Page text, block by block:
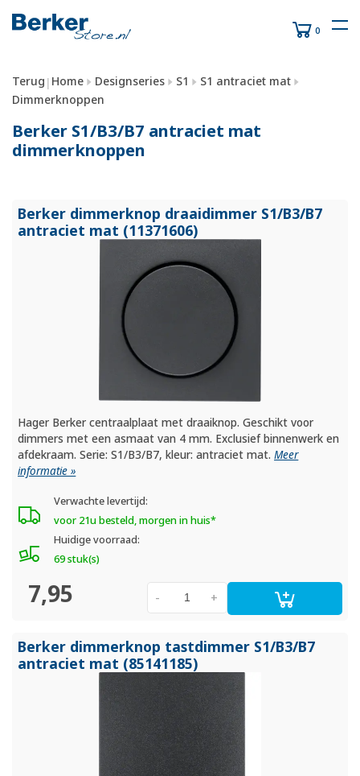
0
Terug | Home Designseries S1
S1 antraciet mat
Dimmerknoppen
Berker S1/B3/B7 antraciet mat
dimmerknoppen
Berker dimmerknop draaidimmer S1/B3/B7
antraciet mat (11371606)
Hager Berker centraalplaat met draaiknop. Geschikt voor
dimmers met een asmaat van 4 mm. Exclusief binnenwerk en
afdekraam. Serie: S1/B3/B7, kleur: antraciet mat.Meer
informatie »
Verwachte levertijd:
voor 21u besteld, morgen in huis*
Huidige voorraad:
69 stuk(s)
7,95 +
-
Berker dimmerknop tastdimmer S1/B3/B7
antraciet mat (85141185)